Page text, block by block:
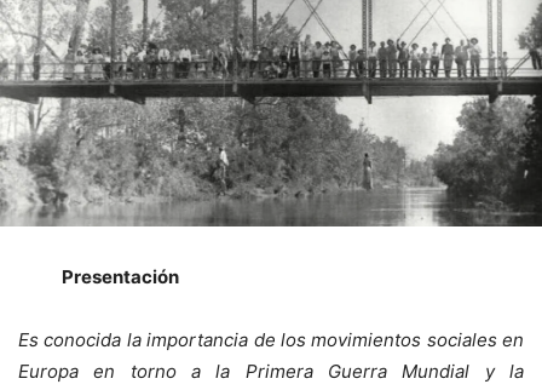
Presentación
Es conocida la importancia de los movimientos sociales en
Europa en torno a la Primera Guerra Mundial y la